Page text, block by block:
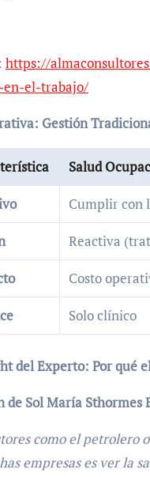
https://
el-trabajo/
Gestión
Salud
Cumplir con
Reactiva
Costo
Solo clínico
del Experto: Por qué
de Sol María Sthormes
como el petrolero
empresas es ver la